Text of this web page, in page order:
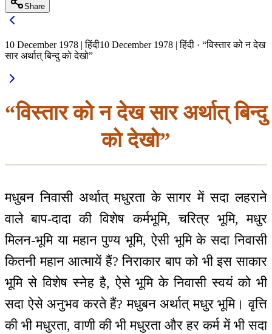
Share
10 December 1978 | हिंदी10 December 1978 | हिंदी · “विस्तार को न देख
सार अर्थात् बिन्दु को देखो”
“विस्तार को न देख सार अर्थात् बिन्दु
को देखो”
मधुबन निवासी अर्थात् मधुरता के सागर में सदा लहराने
वाले बाप-दादा की विशेष कर्मभूमि, चरित्र भूमि, मधुर
मिलन-भूमि या महान पुण्य भूमि, ऐसी भूमि के सदा निवासी
कितनी महान आत्मायें हैं? निराकार बाप को भी इस साकार
भूमि से विशेष स्नेह है, ऐसे भूमि के निवासी स्वयं को भी
सदा ऐसे अनुभव करते हैं? मधुबन अर्थात् मधुर भूमि। वृत्ति
की भी मधुरता, वाणी की भी मधुरता और हर कर्म में भी सदा